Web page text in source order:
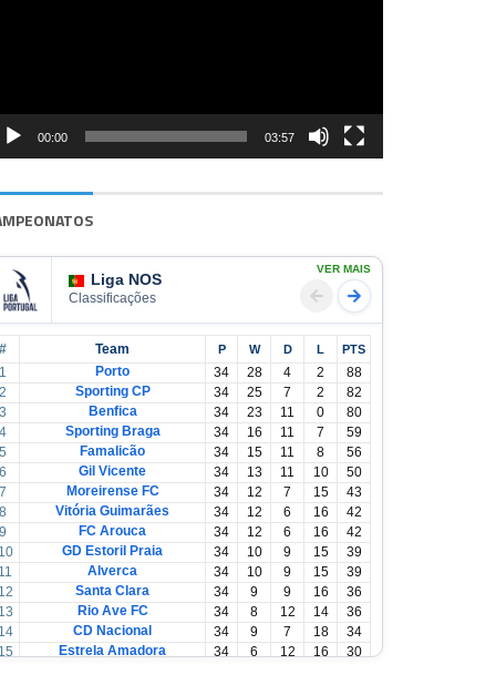
00:00 03:57
Liga NOS
Classificações
VER MAIS
# Team P W D L PTS
1 Porto 34 28 4 2
88
2
Sporting CP 34 25 7 2
82
3
Benfica 34 23 11 0
80
4
Sporting Braga 34 16 11 7
59
5
Famalicão 34 15 11 8
56
6
Gil Vicente 34 13 11 10
50
7
Moreirense FC 34 12 7 15
43
8
Vitória Guimarães 34 12 6 16
42
9
FC Arouca 34 12 6 16
42
10
GD Estoril Praia 34 10 9 15
39
11
Alverca 34 10 9 15
39
12
Santa Clara 34 9 9 16
36
13
Rio Ave FC 34 8 12 14
36
14
CD Nacional 34 9 7 18
34
15
Estrela Amadora 34 6 12 16
30